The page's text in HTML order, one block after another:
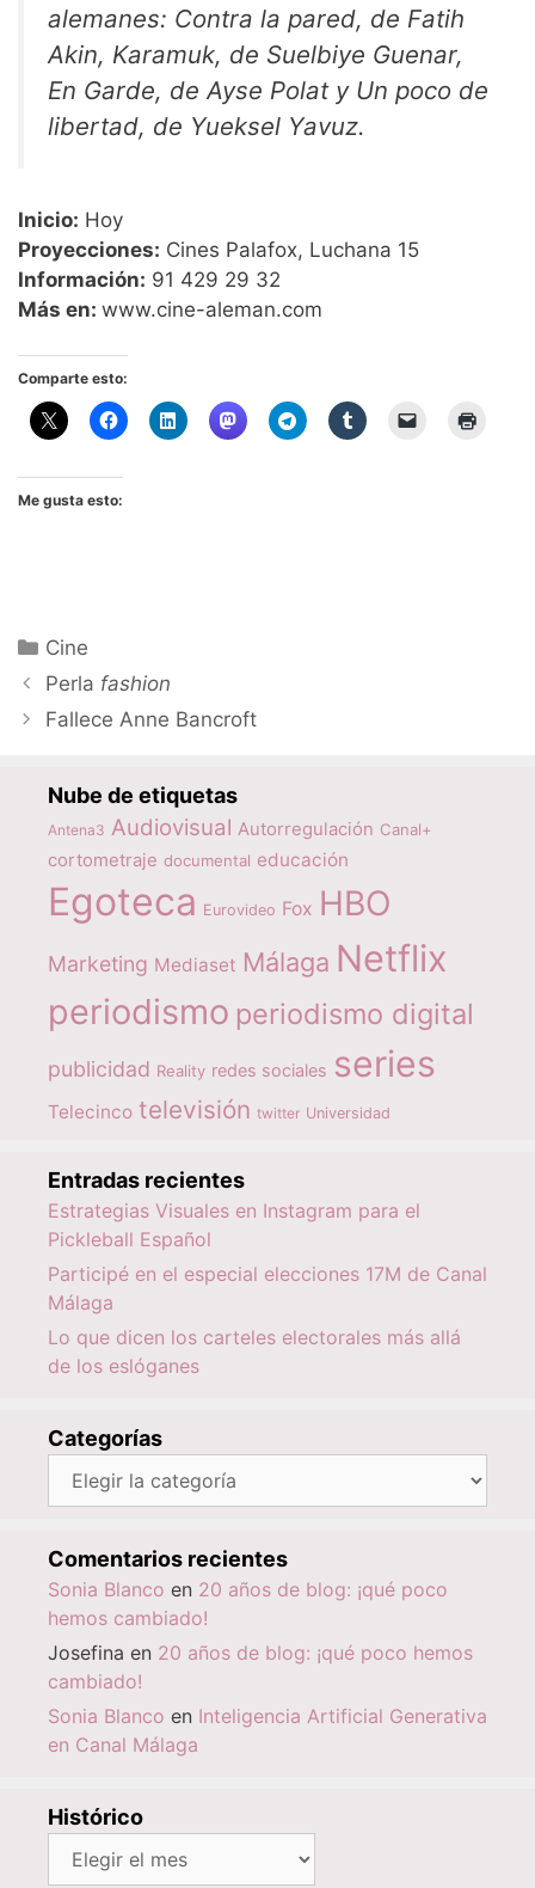
alemanes: Contra la pared, de Fatih
Akin, Karamuk, de Suelbiye Guenar,
En Garde, de Ayse Polat y Un poco de
libertad, de Yueksel Yavuz.
Inicio: Hoy
Proyecciones: Cines Palafox, Luchana 15
Información: 91 429 29 32
Más en: www.cine-aleman.com
Comparte esto:
Me gusta esto:
Categorías
Cine
Perla fashion
Fallece Anne Bancroft
Nube de etiquetas
Antena3 Audiovisual Autorregulación Canal+
cortometraje documental educación
Egoteca Eurovideo Fox HBO
Marketing Mediaset Málaga Netflix
periodismo periodismo digital
publicidad Reality redes sociales series
Telecinco televisión twitter Universidad
Entradas recientes
Estrategias Visuales en Instagram para el
Pickleball Español
Participé en el especial elecciones 17M de Canal
Málaga
Lo que dicen los carteles electorales más allá
de los eslóganes
Categorías
Categorías
Comentarios recientes
Sonia Blanco en 20 años de blog: ¡qué poco
hemos cambiado!
Josefina en 20 años de blog: ¡qué poco hemos
cambiado!
Sonia Blanco en Inteligencia Artificial Generativa
en Canal Málaga
Histórico
Histórico